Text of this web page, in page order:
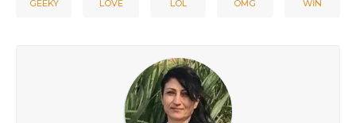
GEEKY LOVE LOL OMG WIN